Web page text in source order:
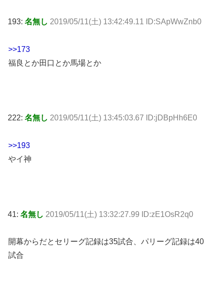
193: 名無し 2019/05/11(土) 13:42:49.11 ID:SApWwZnb0
>>173
福良とか田口とか馬場とか
222: 名無し 2019/05/11(土) 13:45:03.67 ID:jDBpHh6E0
>>193
やイ神
41: 名無し 2019/05/11(土) 13:32:27.99 ID:zE1OsR2q0
開幕からだとセリーグ記録は35試合、パリーグ記録は40
試合